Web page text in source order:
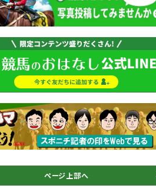
ページ上部へ